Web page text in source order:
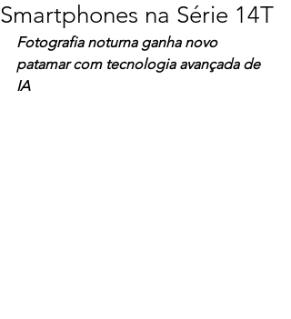
Smartphones na Série 14T
Fotografia noturna ganha novo
patamar com tecnologia avançada de
IA